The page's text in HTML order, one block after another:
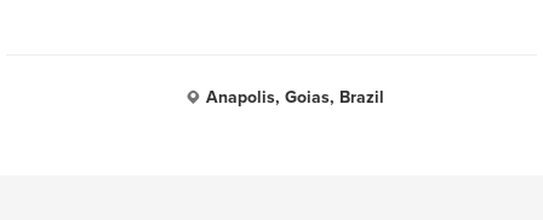
Anapolis, Goias, Brazil